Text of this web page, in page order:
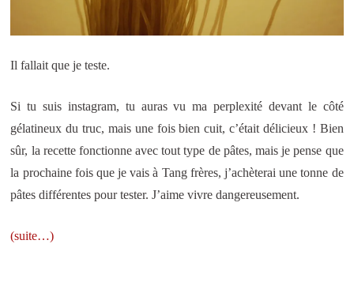
Il fallait que je teste.
Si tu suis instagram, tu auras vu ma perplexité devant le côté
gélatineux du truc, mais une fois bien cuit, c’était délicieux ! Bien
sûr, la recette fonctionne avec tout type de pâtes, mais je pense que
la prochaine fois que je vais à Tang frères, j’achèterai une tonne de
pâtes différentes pour tester. J’aime vivre dangereusement.
(suite…)